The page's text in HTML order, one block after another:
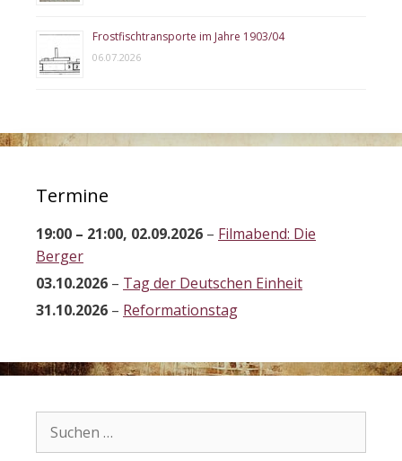
Frostfischtransporte im Jahre 1903/04
06.07.2026
Termine
19:00 – 21:00, 02.09.2026 – Filmabend: Die
Berger
03.10.2026 – Tag der Deutschen Einheit
31.10.2026 – Reformationstag
nach: